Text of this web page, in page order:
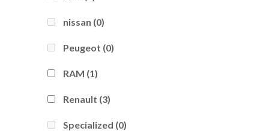
nissan (0)
Peugeot (0)
RAM (1)
Renault (3)
Specialized (0)